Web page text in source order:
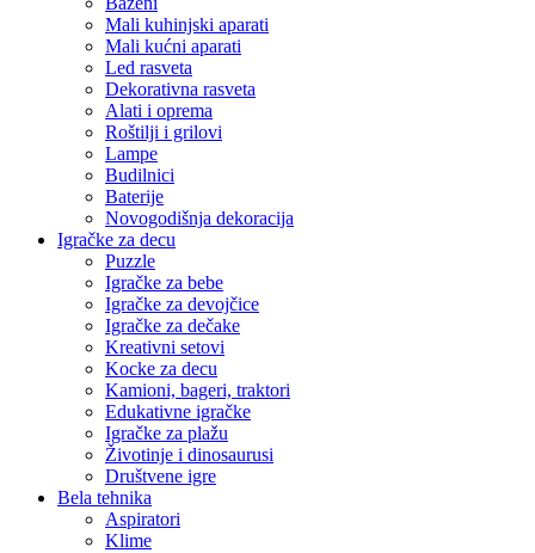
Mali kuhinjski aparati
Mali kućni aparati
Led rasveta
Dekorativna rasveta
Alati i oprema
Roštilji i grilovi
Lampe
Budilnici
Baterije
Novogodišnja dekoracija
Igračke za decu
Puzzle
Igračke za bebe
Igračke za devojčice
Igračke za dečake
Kreativni setovi
Kocke za decu
Kamioni, bageri, traktori
Edukativne igračke
Igračke za plažu
Životinje i dinosaurusi
Društvene igre
Bela tehnika
Aspiratori
Klime